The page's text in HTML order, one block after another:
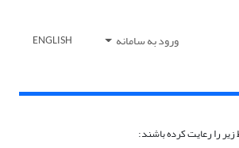
ورود به سامانه ENGLISH
را رعایت کرده باشند: